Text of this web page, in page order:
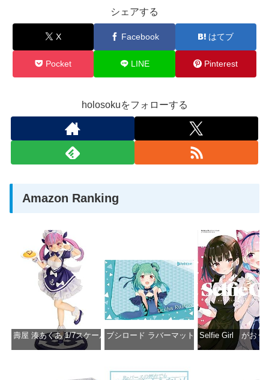
シェアする
X Facebook はてブ
Pocket LINE Pinterest
holosokuをフォローする
Amazon Ranking
壽屋 湊あくあ 1/7スケール PVC製 塗装済み完成品フィギュア PP942
ブシロード ラバーマットコレクション
Selfie Girl がおう